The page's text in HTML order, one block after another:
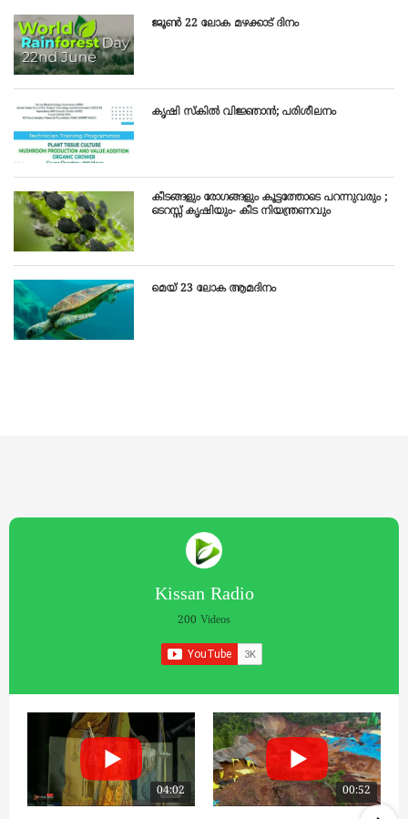
ജൂൺ 22 ലോക മഴക്കാട്‌ ദിനം
കൃഷി സ്‌കില്‍ വിജ്ഞാന്‍; പരിശീലനം
കീടങ്ങളും രോഗങ്ങളും കൂട്ടത്തോടെ പറന്നുവരും ;
ടെറസ്സ് കൃഷിയും- കീട നിയന്ത്രണവും
മെയ്‌ 23 ലോക ആമദിനം
Kissan Radio
200 Videos
04:02 00:52